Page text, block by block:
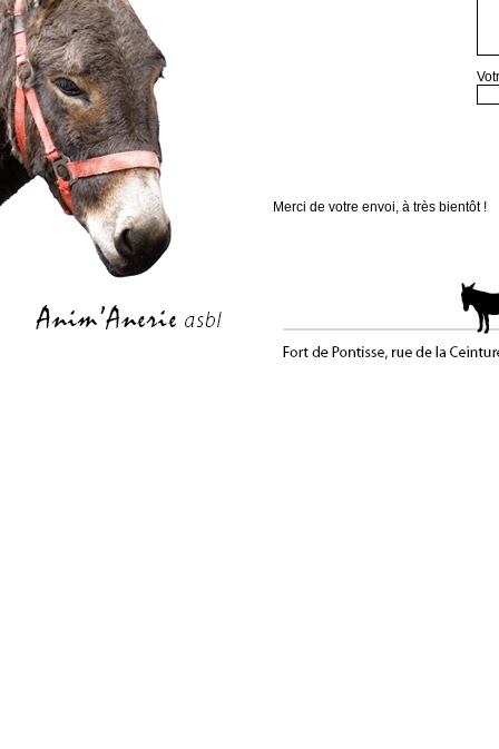
Merci de votre envoi, à très bientôt !